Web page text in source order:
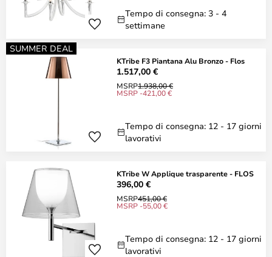
Tempo di consegna: 3 - 4
settimane
SUMMER DEAL
KTribe F3 Piantana Alu Bronzo - Flos
1.517,00 €
MSRP1.938,00 €
MSRP -421,00 €
Tempo di consegna: 12 - 17 giorni
lavorativi
KTribe W Applique trasparente - FLOS
396,00 €
MSRP451,00 €
MSRP -55,00 €
Tempo di consegna: 12 - 17 giorni
lavorativi